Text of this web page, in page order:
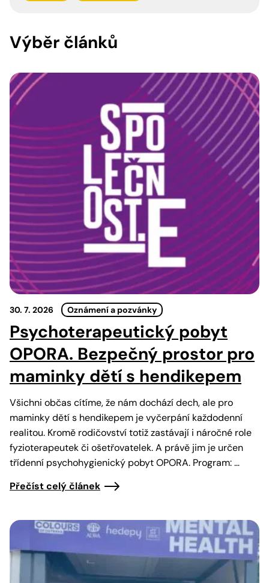
Výběr článků
30. 7. 2026 Oznámení a pozvánky
Psychoterapeutický pobyt
OPORA. Bezpečný prostor pro
maminky dětí s hendikepem
Všichni občas cítíme, že nám dochází dech, ale pro
maminky dětí s hendikepem je vyčerpání každodenní
realitou. Kromě rodičovství totiž zastávají i náročné role
fyzioterapeutek či ošetřovatelek. A právě jim je určen
třídenní psychohygienický pobyt OPORA. Program: …
Přečíst celý článek